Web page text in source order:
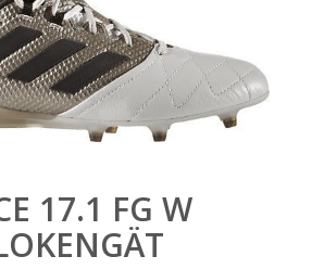
17.1 FG W